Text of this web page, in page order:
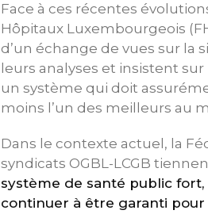
Face à ces récentes
Hôpitaux Luxembourgeois
d’un échange de vues sur la
leurs analyses et insistent
un système qui doit
moins l’un des meilleurs au
Dans le contexte actuel, la
syndicats OGBL-LCGB
système de santé public fort,
continuer à être garanti pour